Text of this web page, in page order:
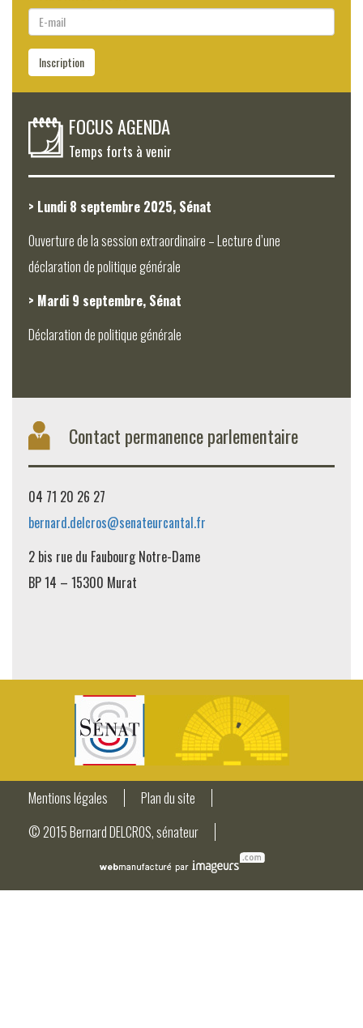
E-
mail
Inscription
FOCUS AGENDA
Temps forts à venir
> Lundi 8 septembre 2025, Sénat
Ouverture de la session extraordinaire – Lecture d’une
déclaration de politique générale
> Mardi 9 septembre, Sénat
Déclaration de politique générale
Contact permanence parlementaire
04 71 20 26 27
bernard.delcros@senateurcantal.fr
2 bis rue du Faubourg Notre-Dame
BP 14 – 15300 Murat
Mentions légales
Plan du site
© 2015 Bernard DELCROS, sénateur